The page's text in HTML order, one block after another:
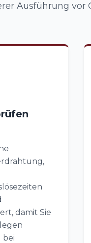
Ausführung vor
damit Sie
bei